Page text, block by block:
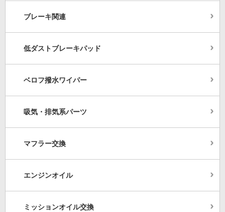
ブレーキ関連
低ダストブレーキパッド
ベロフ撥水ワイパー
吸気・排気系パーツ
マフラー交換
エンジンオイル
ミッションオイル交換